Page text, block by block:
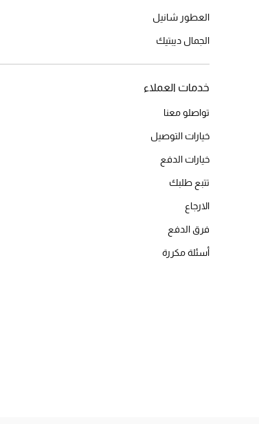
العطور شانيل
الجمال ديبتيك
خدمات العملاء
تواصلو معنا
خيارات التوصيل
خيارات الدفع
تتبع طلبك
الارجاع
فرق الدفع
أسئلة مكررة